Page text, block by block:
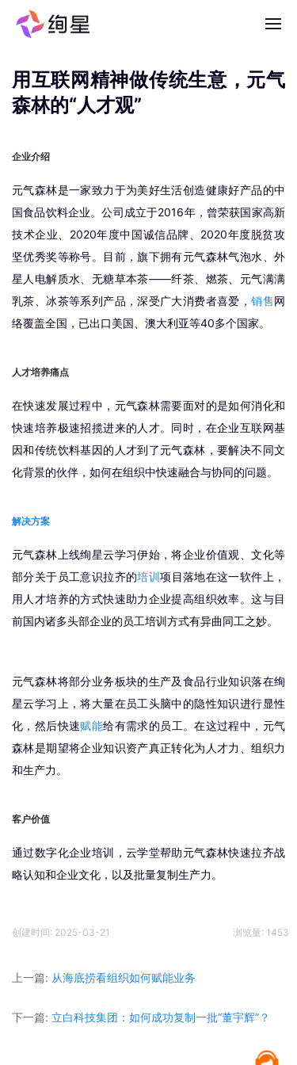
用互联网精神做传统生意，元气
森林的“人才观”
企业介绍
元气森林是一家致力于为美好生活创造健康好产品的中
国食品饮料企业。公司成立于2016年，曾荣获国家高新
技术企业、2020年度中国诚信品牌、2020年度脱贫攻
坚优秀奖等称号。目前，旗下拥有元气森林气泡水、外
星人电解质水、无糖草本茶——纤茶、燃茶、元气满满
乳茶、冰茶等系列产品，深受广大消费者喜爱，销售网
络覆盖全国，已出口美国、澳大利亚等40多个国家。
人才培养痛点
在快速发展过程中，元气森林需要面对的是如何消化和
快速培养极速招揽进来的人才。同时，在企业互联网基
因和传统饮料基因的人才到了元气森林，要解决不同文
化背景的伙伴，如何在组织中快速融合与协同的问题。
解决方案
元气森林上线绚星云学习伊始，将企业价值观、文化等
部分关于员工意识拉齐的培训项目落地在这一软件上，
用人才培养的方式快速助力企业提高组织效率。这与目
前国内诸多头部企业的员工培训方式有异曲同工之妙。
元气森林将部分业务板块的生产及食品行业知识落在绚
星云学习上，将大量在员工头脑中的隐性知识进行显性
化，然后快速赋能给有需求的员工。在这过程中，元气
森林是期望将企业知识资产真正转化为人才力、组织力
和生产力。
客户价值
通过数字化企业培训，云学堂帮助元气森林快速拉齐战
略认知和企业文化，以及批量复制生产力。
浏览量: 1453
创建时间: 2025-03-21
上一篇: 从海底捞看组织如何赋能业务
下一篇: 立白科技集团：如何成功复制一批“董宇辉”？